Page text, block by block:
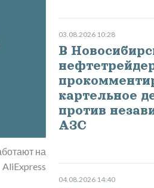
на
AliExpress
03.08.2026 10:28
В
картельное
против
АЗС
04.08.2026 14:40